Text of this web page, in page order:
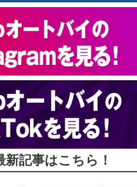
記事はこちら！